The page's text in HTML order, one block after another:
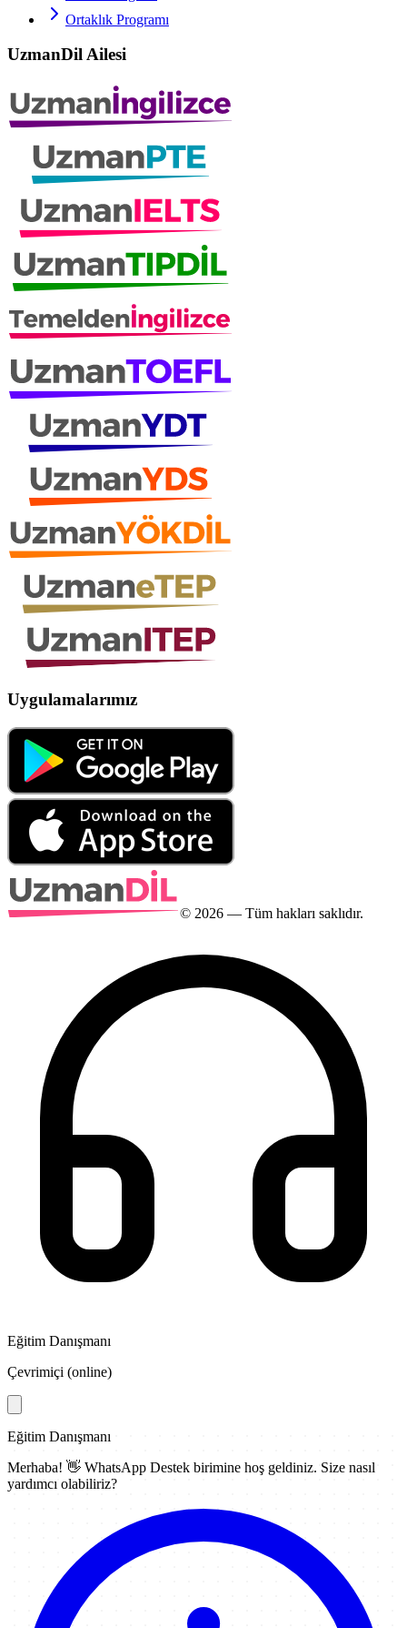
Ortaklık Programı
UzmanDil Ailesi
Uygulamalarımız
© 2026 — Tüm hakları saklıdır.
Eğitim Danışmanı
Çevrimiçi (online)
Eğitim Danışmanı
Merhaba! 👋 WhatsApp Destek birimine hoş geldiniz. Size nasıl
yardımcı olabiliriz?